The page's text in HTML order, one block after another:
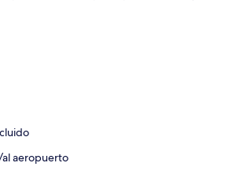
aeropuerto